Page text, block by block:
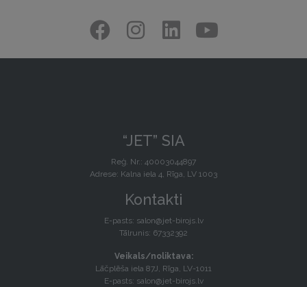
“JET” SIA
Reģ. Nr.: 40003044897
Adrese: Kalna iela 4, Rīga, LV 1003
Kontakti
E-pasts: salon@jet-birojs.lv
Tālrunis: 67332392
Veikals/noliktava:
Lāčplēša iela 87J, Rīga, LV-1011
E-pasts: salon@jet-birojs.lv